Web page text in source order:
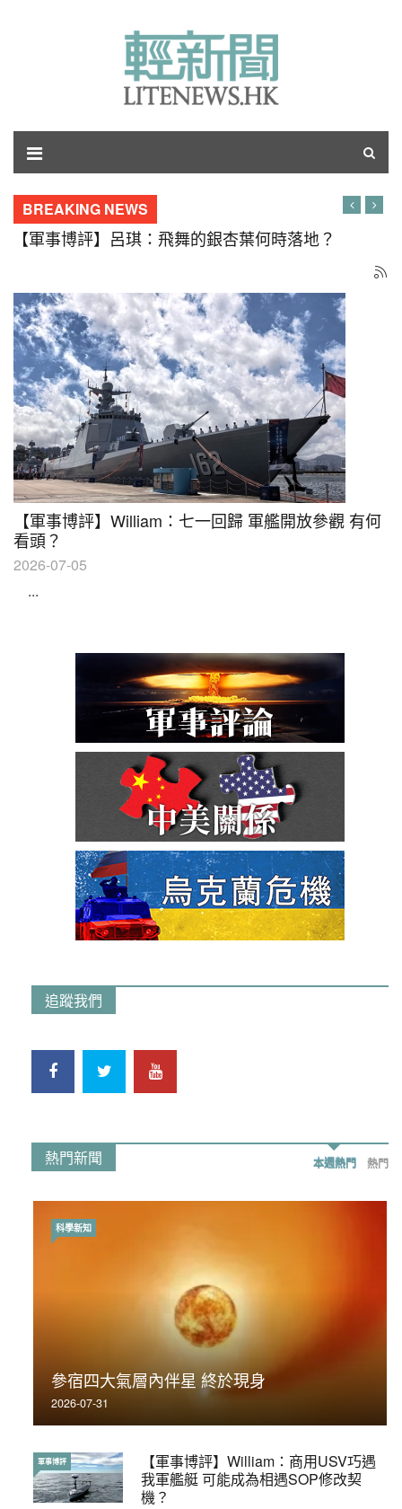
BREAKING NEWS
【博評】無雙直傳：浴火與重生之路（下）——香港
【軍事博評】William：七一回歸 軍艦開放參觀 有何
看頭？
2026-07-05
...
追蹤我們
熱門新聞 本週熱門 熱門
參宿四大氣層內伴星 終於現身
2026-07-31
科學新知
【軍事博評】William：商用USV巧遇
我軍艦艇 可能成為相遇SOP修改契
機？
軍事博評
荃灣反黑組「砌生豬肉」砌錯O記臥底4警員
被控
2019-11-01
時事政治
【輕百科】被抽中當陪審員能拒絕嗎？
輕百科
2017-10-17